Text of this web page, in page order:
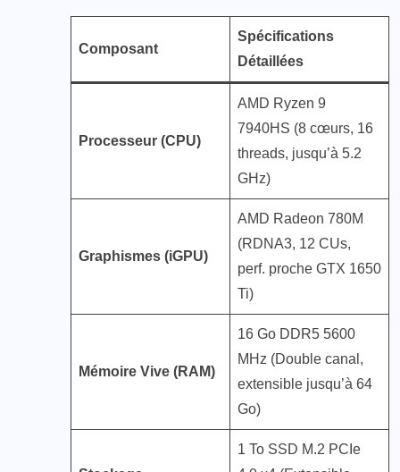
Composant
Spécifications
Détaillées
Processeur (CPU)
AMD Ryzen 9
7940HS (8 cœurs, 16
threads, jusqu’à 5.2
GHz)
Graphismes (iGPU)
AMD Radeon 780M
(RDNA3, 12 CUs,
perf. proche GTX 1650
Ti)
Mémoire Vive (RAM)
16 Go DDR5 5600
MHz (Double canal,
extensible jusqu’à 64
Go)
1 To SSD M.2 PCIe